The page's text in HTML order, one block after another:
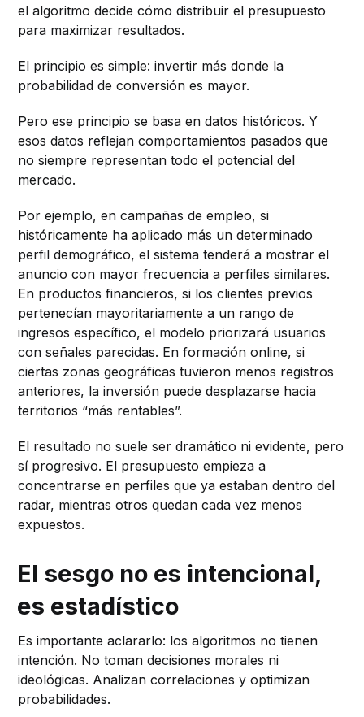
el algoritmo decide cómo distribuir el presupuesto
para maximizar resultados.
El principio es simple: invertir más donde la
probabilidad de conversión es mayor.
Pero ese principio se basa en datos históricos. Y
esos datos reflejan comportamientos pasados que
no siempre representan todo el potencial del
mercado.
Por ejemplo, en campañas de empleo, si
históricamente ha aplicado más un determinado
perfil demográfico, el sistema tenderá a mostrar el
anuncio con mayor frecuencia a perfiles similares.
En productos financieros, si los clientes previos
pertenecían mayoritariamente a un rango de
ingresos específico, el modelo priorizará usuarios
con señales parecidas. En formación online, si
ciertas zonas geográficas tuvieron menos registros
anteriores, la inversión puede desplazarse hacia
territorios “más rentables”.
El resultado no suele ser dramático ni evidente, pero
sí progresivo. El presupuesto empieza a
concentrarse en perfiles que ya estaban dentro del
radar, mientras otros quedan cada vez menos
expuestos.
El sesgo no es intencional,
es estadístico
Es importante aclararlo: los algoritmos no tienen
intención. No toman decisiones morales ni
ideológicas. Analizan correlaciones y optimizan
probabilidades.